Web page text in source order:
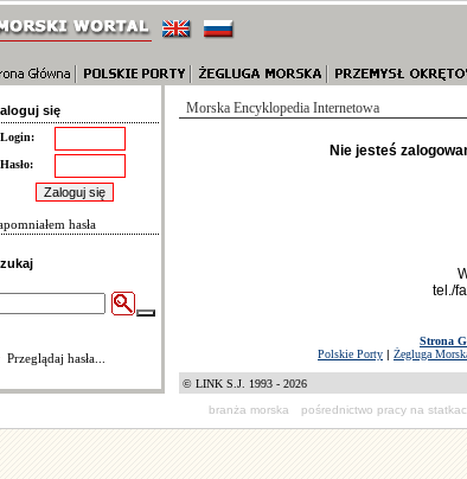
się
hasła
Przeglądaj hasła...
Morska Encyklopedia Internetowa
Nie jesteś
tel./
Strona
Polskie Porty | Żegluga
© LINK S.J. 1993 - 2026
branża morska
pośrednictwo pracy na